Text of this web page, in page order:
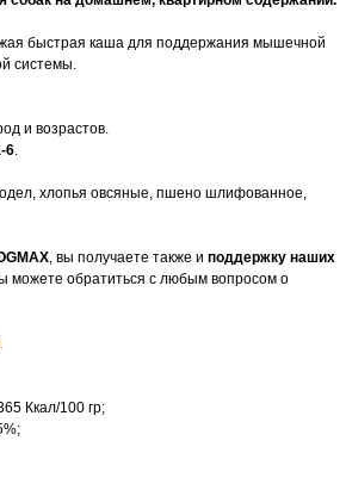
быстрая каша для поддержания мышечной
системы.
и возрастов.
6
хлопья овсяные, пшено шлифованное,
, вы получаете также и поддержку наших
можете обратиться с любым вопросом о
Ккал/100 гр;